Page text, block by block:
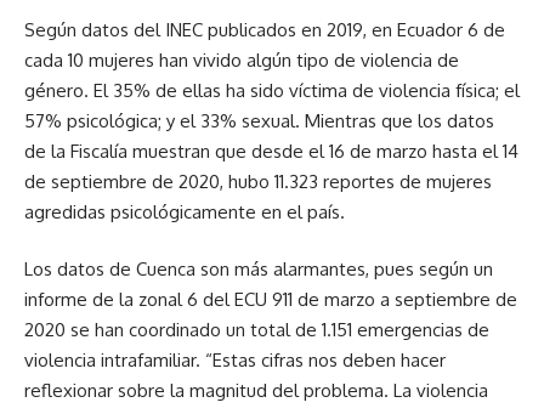
Según datos del INEC publicados en 2019, en Ecuador 6 de
cada 10 mujeres han vivido algún tipo de violencia de
género. El 35% de ellas ha sido víctima de violencia física; el
57% psicológica; y el 33% sexual. Mientras que los datos
de la Fiscalía muestran que desde el 16 de marzo hasta el 14
de septiembre de 2020, hubo 11.323 reportes de mujeres
agredidas psicológicamente en el país.
Los datos de Cuenca son más alarmantes, pues según un
informe de la zonal 6 del ECU 911 de marzo a septiembre de
2020 se han coordinado un total de 1.151 emergencias de
violencia intrafamiliar. “Estas cifras nos deben hacer
reflexionar sobre la magnitud del problema. La violencia